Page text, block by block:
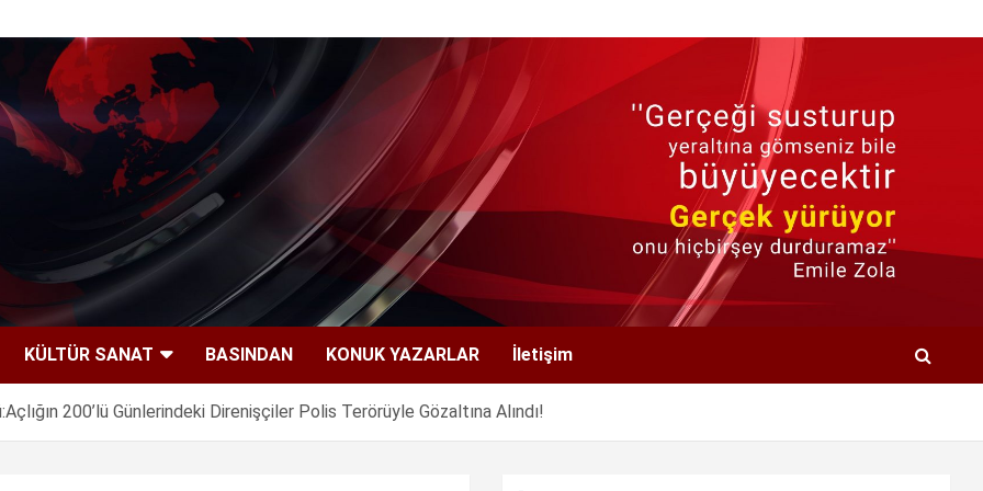
KÜLTÜR SANAT BASINDAN KONUK YAZARLAR İletişim
200’lü Günlerindeki Direnişçiler Polis Terörüyle Gözaltına Alındı!